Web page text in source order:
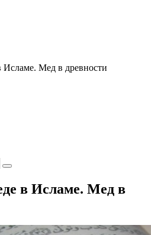
Мед в древности
в Исламе. Мед в